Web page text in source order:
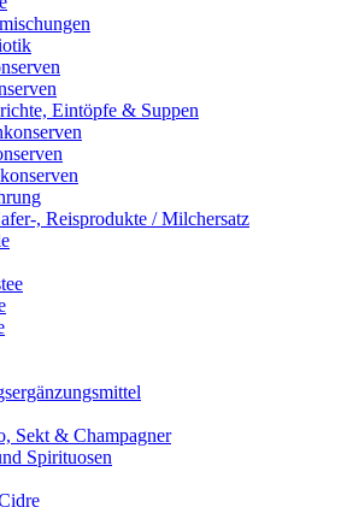
Eintöpfe & Suppen
, Reisprodukte / Milchersatz
Sekt & Champagner
Spirituosen